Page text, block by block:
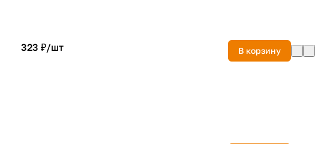
323 ₽/шт В корзину